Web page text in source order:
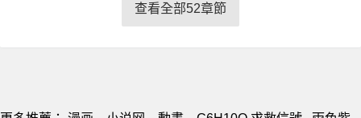
查看全部52章節